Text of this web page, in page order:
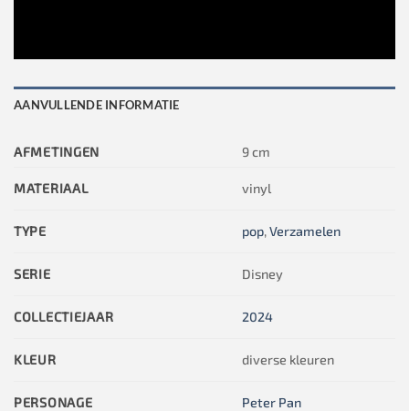
AANVULLENDE INFORMATIE
AFMETINGEN 9 cm
MATERIAAL vinyl
TYPE pop,Verzamelen
SERIE Disney
COLLECTIEJAAR 2024
KLEUR diverse kleuren
PERSONAGE Peter Pan